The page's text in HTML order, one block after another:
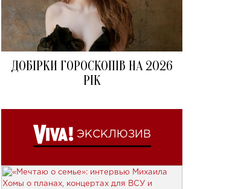
ДОБІРКИ ГОРОСКОПІВ НА 2026
РІК
ЭКСКЛЮЗИВ